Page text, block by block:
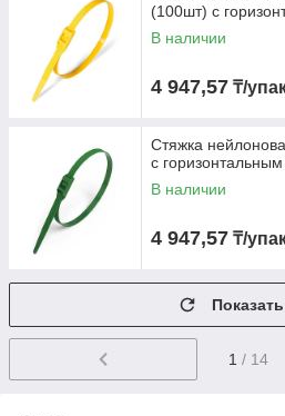
(100шт) с
В наличии
4 947,57 ₸/
Стяжка
с
В наличии
4 947,57 ₸/
1 / 14